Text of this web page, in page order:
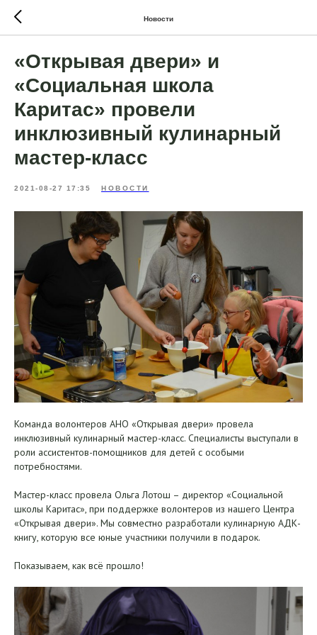
Новости
«Открывая двери» и
«Социальная школа
Каритас» провели
инклюзивный кулинарный
мастер-класс
2021-08-27 17:35 НОВОСТИ
Команда волонтеров АНО «Открывая двери» провела
инклюзивный кулинарный мастер-класс. Специалисты выступали в
роли ассистентов-помощников для детей с особыми
потребностями.
Мастер-класс провела Ольга Лотош – директор «Социальной
школы Каритас», при поддержке волонтеров из нашего Центра
«Открывая двери». Мы совместно разработали кулинарную АДК-
книгу, которую все юные участники получили в подарок.
Показываем, как всё прошло!